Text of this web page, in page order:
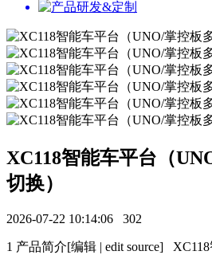
XC118智能车平台（
切换）
2026-07-22 10:14:06 302
1 产品简介[编辑 | edit source]